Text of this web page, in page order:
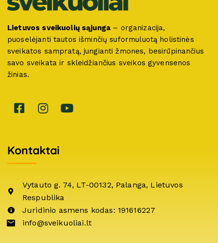
Lietuvos sveikuolių sąjunga – organizacija,
puoselėjanti tautos išminčių suformuluotą holistinės
sveikatos sampratą, jungianti žmones, besirūpinančius
savo sveikata ir skleidžiančius sveikos gyvensenos
žinias.
Kontaktai
Vytauto g. 74, LT-00132, Palanga, Lietuvos
Respublika
Juridinio asmens kodas: 191616227
info@sveikuoliai.lt